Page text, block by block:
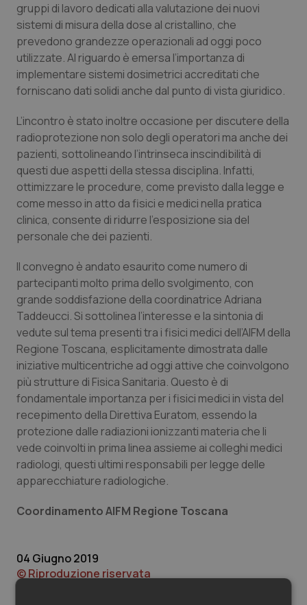
Piemonte
Provincia Autonoma di Bolzano
Provincia Autonoma di Trento
Puglia
Sardegna
Sicilia
Toscana
Umbria
Valle D’Aosta
Veneto
HIV
Infezioni & Febbre
Ipertensione & Scompenso
Malattie rare
Malattia di Crohn & Rettocolite Ulcerosa
Neuroscienze & patologie neurodegenerative
Obesità
Oftalmologia
Oncodermatologia
Oncoematologia
Oncologia & Nutrizione
Psoriasi & pelle
Quotidiano Cardiologia
Quotidiano Chirurgia
Quotidiano Oncologia
gruppi di lavoro dedicati alla valutazione dei nuovi
sistemi di misura della dose al cristallino, che
prevedono grandezze operazionali ad oggi poco
utilizzate. Al riguardo è emersa l’importanza di
implementare sistemi dosimetrici accreditati che
forniscano dati solidi anche dal punto di vista giuridico.
L’incontro è stato inoltre occasione per discutere della
radioprotezione non solo degli operatori ma anche dei
pazienti, sottolineando l’intrinseca inscindibilità di
questi due aspetti della stessa disciplina. Infatti,
ottimizzare le procedure, come previsto dalla legge e
come messo in atto da fisici e medici nella pratica
clinica, consente di ridurre l’esposizione sia del
personale che dei pazienti.
Il convegno è andato esaurito come numero di
partecipanti molto prima dello svolgimento, con
grande soddisfazione della coordinatrice Adriana
Taddeucci. Si sottolinea l’interesse e la sintonia di
vedute sul tema presenti tra i fisici medici dell’AIFM della
Regione Toscana, esplicitamente dimostrata dalle
iniziative multicentriche ad oggi attive che coinvolgono
più strutture di Fisica Sanitaria. Questo è di
fondamentale importanza per i fisici medici in vista del
recepimento della Direttiva Euratom, essendo la
protezione dalle radiazioni ionizzanti materia che li
vede coinvolti in prima linea assieme ai colleghi medici
radiologi, questi ultimi responsabili per legge delle
apparecchiature radiologiche.
Coordinamento AIFM Regione Toscana
04 Giugno 2019
© Riproduzione riservata